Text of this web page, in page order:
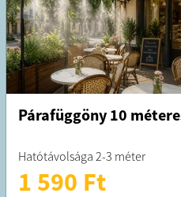
Párafüggöny 10
Hatótávolsága 2-3 méter
1 590 Ft